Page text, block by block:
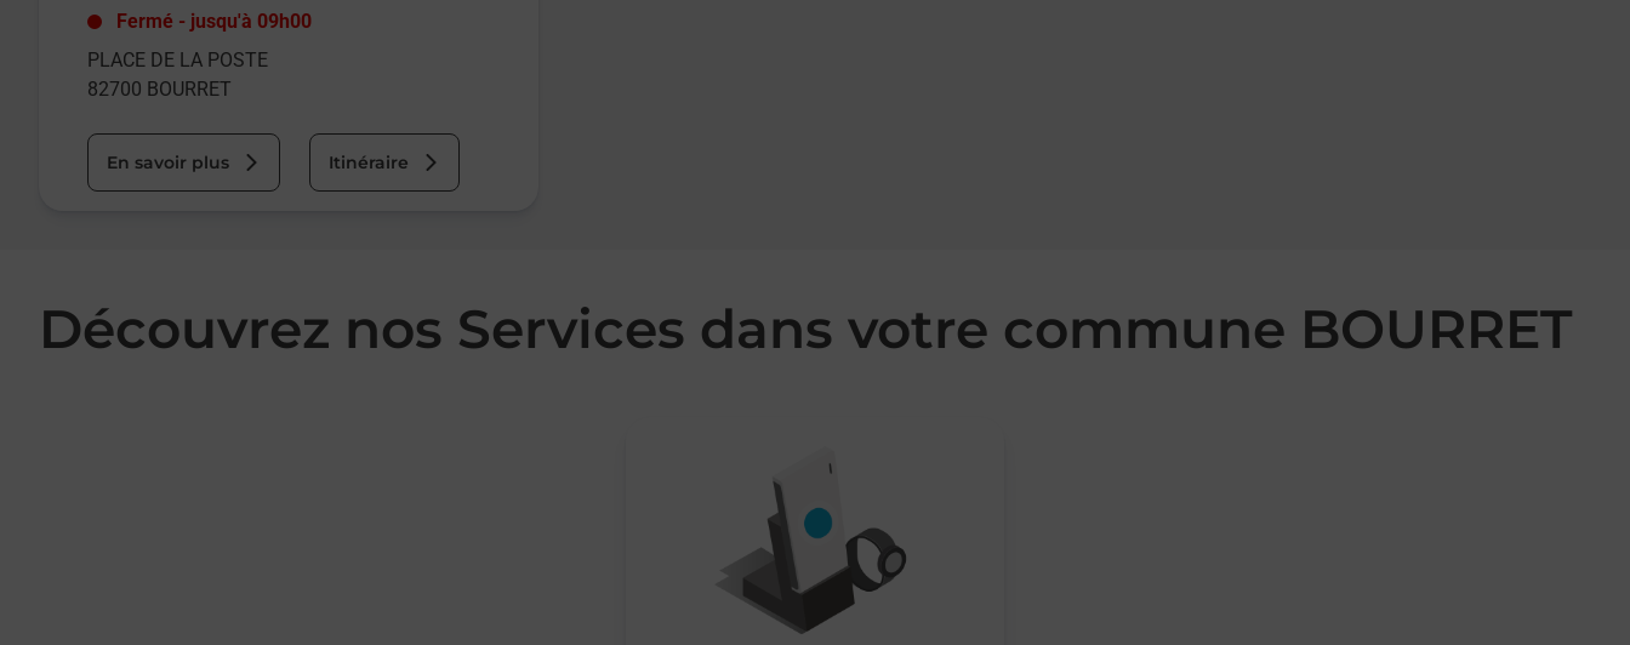
Fermé - jusqu'à 09h00
PLACE DE LA POSTE
82700 BOURRET
En savoir plus Itinéraire
Découvrez nos Services dans votre commune BOURRET